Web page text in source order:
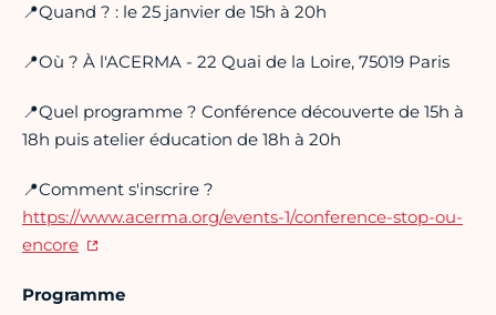
📍Quand ? : le 25 janvier de 15h à 20h
📍Où ? À l'ACERMA - 22 Quai de la Loire, 75019 Paris
📍Quel programme ? Conférence découverte de 15h à
18h puis atelier éducation de 18h à 20h
📍Comment s'inscrire ?
https://www.acerma.org/events-1/conference-stop-ou-
encore
Programme